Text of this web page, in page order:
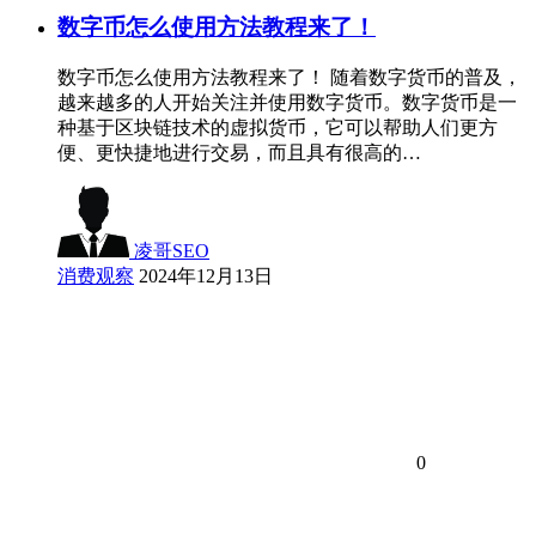
数字币怎么使用方法教程来了！
数字币怎么使用方法教程来了！ 随着数字货币的普及，
越来越多的人开始关注并使用数字货币。数字货币是一
种基于区块链技术的虚拟货币，它可以帮助人们更方
便、更快捷地进行交易，而且具有很高的…
凌哥SEO
消费观察 2024年12月13日
0